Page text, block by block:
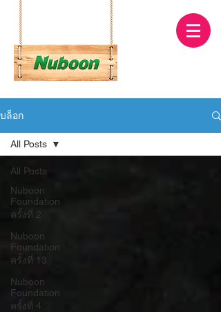
บล็อก
All Posts
Nuboon
Foundation
ครั้งที่ 2
Nuboon
Foundation
ครั้งที่ 13
Nuboon
Foundation
ครั้งที่ 4
All Posts